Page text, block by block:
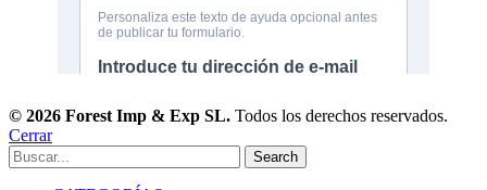
© 2026 Forest Imp & Exp SL. Todos los derechos reservados.
Cerrar
Search